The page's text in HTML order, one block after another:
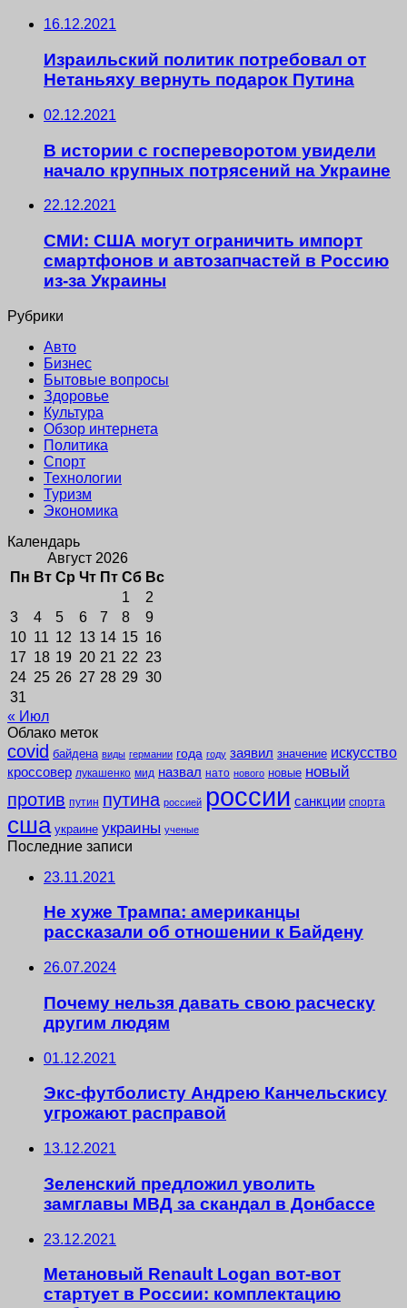
16.12.2021
Израильский политик потребовал от
Нетаньяху вернуть подарок Путина
02.12.2021
В истории с госпереворотом увидели
начало крупных потрясений на Украине
22.12.2021
СМИ: США могут ограничить импорт
смартфонов и автозапчастей в Россию
из-за Украины
Рубрики
Авто
Бизнес
Бытовые вопросы
Здоровье
Культура
Обзор интернета
Политика
Спорт
Технологии
Туризм
Экономика
Календарь
Август 2026
Пн Вт Ср Чт Пт Сб Вс
1
2
3
4 5 6 7 8
9
10 11 12 13 14 15 16
17 18 19 20 21 22 23
24 25 26 27 28 29 30
31
« Июл
Облако меток
covid байдена виды германии года году заявил значение искусство
кроссовер лукашенко мид назвал нато нового новые новый
против путин путина россией россии санкции спорта
сша украине украины ученые
Последние записи
23.11.2021
Не хуже Трампа: американцы
рассказали об отношении к Байдену
26.07.2024
Почему нельзя давать свою расческу
другим людям
01.12.2021
Экс-футболисту Андрею Канчельскису
угрожают расправой
13.12.2021
Зеленский предложил уволить
замглавы МВД за скандал в Донбассе
23.12.2021
Метановый Renault Logan вот-вот
стартует в России: комплектацию